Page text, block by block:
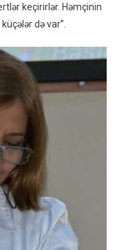
keçirirlər. Həmçinin
də var”.